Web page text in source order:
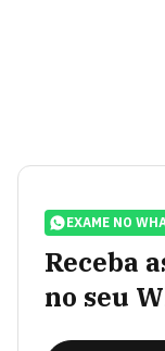
EXAME NO
Receba
no seu